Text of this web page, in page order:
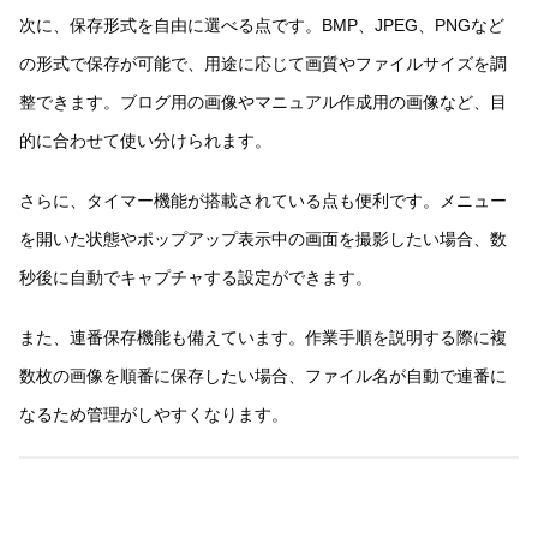
次に、保存形式を自由に選べる点です。BMP、JPEG、PNGなど
の形式で保存が可能で、用途に応じて画質やファイルサイズを調
整できます。ブログ用の画像やマニュアル作成用の画像など、目
的に合わせて使い分けられます。
さらに、タイマー機能が搭載されている点も便利です。メニュー
を開いた状態やポップアップ表示中の画面を撮影したい場合、数
秒後に自動でキャプチャする設定ができます。
また、連番保存機能も備えています。作業手順を説明する際に複
数枚の画像を順番に保存したい場合、ファイル名が自動で連番に
なるため管理がしやすくなります。